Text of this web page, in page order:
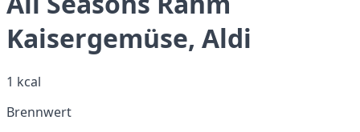
Kaisergemüse, Aldi
1 kcal
Brennwert